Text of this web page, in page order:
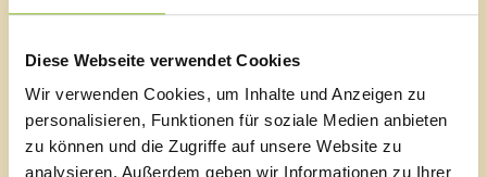
Diese Webseite verwendet Cookies
Wir verwenden Cookies, um Inhalte und Anzeigen zu
personalisieren, Funktionen für soziale Medien anbieten
zu können und die Zugriffe auf unsere Website zu
analysieren. Außerdem geben wir Informationen zu Ihrer
Vorverkauf: Erwachsene 4,00 Euro, Jugendliche 2,00
Euro
Abendkassa: Erwachsene 4,50 Euro, Jugendliche 2,50
Euro